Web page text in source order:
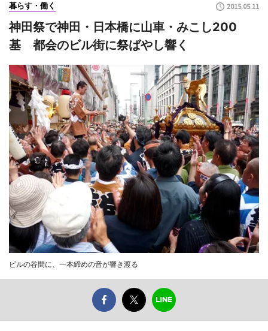
暮らす・働く 2015.05.11
神田祭で神田・日本橋に山車・みこし200
基 都会のビル街に祭ばやし響く
ビルの谷間に、一本締めの音が響き渡る